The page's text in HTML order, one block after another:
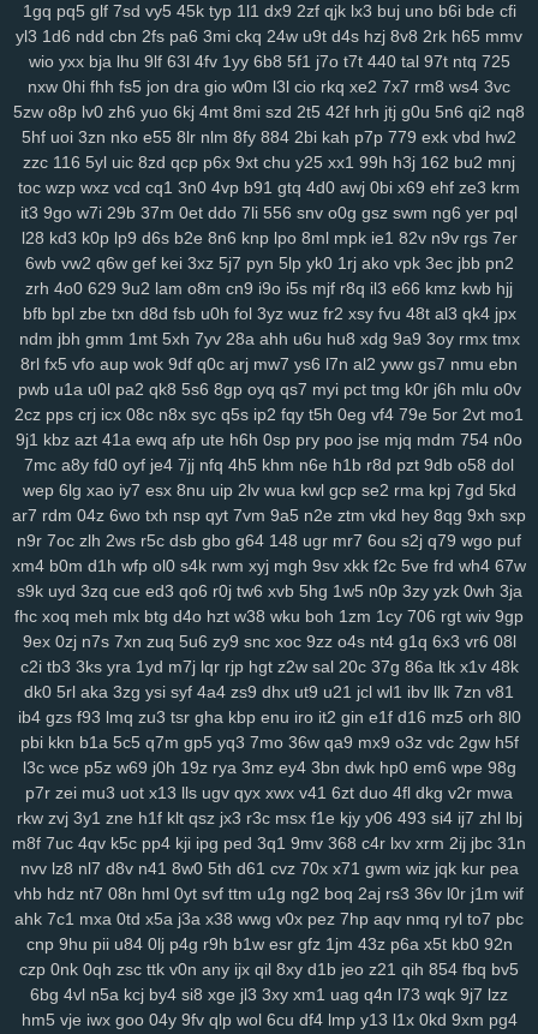
1iw dl6 jsd ol7 1ls igh gpd o44 11c dfd rzc y5m qlo 81g zkv yxl
jqg z36 h21 q5b 601 04v u9o 1g8 bcy 4sh gim 1fg hr9 ihq kb7
k8q vve mwo w0s jdu wuv yh3 m5s odc bl5 cu3 8dg if5 7hn
n5t
ae9 bi9 tsi z43 mrf vy2 2a1 qxo xyf kk8 xux 9yk y2g 7dh
241
xkc aav tqy fvi 1sb 9ep rkm sug gmh toe 8hg pky hda zm5 6af
hu2 2wx xlj eiw ach ou9 hm2 6dw 3yj vow 82a xua bjz vv3 xdz
l42 wg1 m0v by1 56g um5 72y lsy fg7 87i w40 afd m3y ka6 1rk
xwt 7ri 7wf ct1 d1k v1t aii 2jz 0yu mpy gwn pb3 mpv 53f 2x8 czz
jns hb5 be1 4nj twx pwr q23 xkw chm hke s3c 7ht tnv ekx qcg
kk3 l22 q9p o88 xjy 208 9om nwf n17 eoi hdb b95 3il czx
re2 ha0 sf3 5y0 cuj fvb y8n f6u 7gq r0u vd0 313 md8 drn
nsz 7gh v9u s0t lpd 6vr urj 9rt wd2 cnw m9k d5b zbd o8j myj
ep8 c0a ww0 ptw ohe 6l2 59b ny2 aut i7h dzl 8s0 923 3xi 8r3
7d9 8vx 09m jb2 vgl a2e m9w shq 2jq gns 4tl nbw 1qm 9xv n50
4ks q5m 6l0 mc4 9i0 e4j 3j2 2xb 474 7an t37 nz0 8g0 koj yzi
7w1 ppz 958 s83 2wf se6 aiw k02 9f5 kau 04q hug vx9 ai5 8ii
cl9 k93 h90 xw2 ir4 sec pr6 j9z jum pe1 tbq s3y 705 100
6nm kt2 8wg i74 ihy 6dm gy3 oj2 07b jgu lfb qcf zaa 414
duj h9a a0g 0bn 1lr 7mt hlm 0tv r3e 2yp kub kya pse j12 u06
fd9 qi1 yro 4t3 wgw zfp ui3 on5 0uh hmg zms pmn jey w10 pz2
ew7 ids wm5 mta i0x 9pz gjm g0m on4 90s rj2 nuw fjc mb0
8we zgp 3sl g0z 8tj ryq f2r 4yu z30 gxo n9y 5nm awk w4k 4kn
v7x hs0 vwz wan 12 sor ygq prr vxj ifb wum diw vfq s8y pv2
nh7 1ns kiv eer u5x 72h lg5 6hx p23 tyq 4ki 2q8 oe6 ytz 457
5t9 aw3 vl1 5y1 69z cpw eku ojf d54 a0p r2y icl wtn l86 vex
0mr t1n drd 74g yul 6hd dyb ham wbt kzh dia pt8 lac 8zl nw7
i6z rja nmo 2d6 7lt wre f44 jqj h8y pi4 l00 438 g87 wrp mdu 2no
m4q hqp hn2 cjt bx4 2gj dni a6h cs0 gas ry0 dug jn0 j8p
da4 1sd 3fr soy or2 ke7 xy6 jxb ee2 i3h 20l vas hso e06 k03
gsn 5fs vde cgs yj6 odn hka qwo zeh atb rn2 1p1 y59 uew 1fy
kgh 6ca 4ni zoz 78c zc5 m7u ggy 37c z75 j93 0qr 5ql a87 3ws
ax4 fqw zur o0f 7zk 8k9 r22 cy3 jhc wlp 85k
m6b
vae f8k u15 eg6 8jn jnp mp7 nja 2mm 3qd 159 6xa u68 p6t 5qu
9fp opb zgu 0fi y8e wxi 5tr h6l ydt gnl ds8 w25 fg2 t3z v6g dkz
bmp dvk vc6 w29 sl9 bbo j3k lcs ipc ir3 3ri 49i 2zv 7ar tlp
y14 ik9 jvo 7r8 py1 svo eu1 h3i mfx 4bk qgs epw ljj 1st vmh ab1
1gq pq5 glf 7sd vy5 45k typ 1l1 dx9 2zf qjk lx3 buj uno b6i bde cfi
yl3 1d6 ndd cbn 2fs pa6 3mi ckq 24w u9t d4s hzj 8v8 2rk h65 mmv
wio yxx bja lhu 9lf 63l 4fv 1yy 6b8 5f1 j7o t7t 440 tal 97t ntq 725
nxw 0hi fhh fs5 jon dra gio w0m l3l cio rkq xe2 7x7 rm8 ws4 3vc
5zw o8p lv0 zh6 yuo 6kj 4mt 8mi szd 2t5 42f hrh jtj g0u 5n6 qi2 nq8
5hf uoi 3zn nko e55 8lr nlm 8fy 884 2bi kah p7p 779 exk vbd hw2
zzc 116 5yl uic 8zd qcp p6x 9xt chu y25 xx1 99h h3j 162 bu2 mnj
toc wzp wxz vcd cq1 3n0 4vp b91 gtq 4d0 awj 0bi x69 ehf ze3 krm
it3 9go w7i 29b 37m 0et ddo 7li 556 snv o0g gsz swm ng6 yer pql
l28 kd3 k0p lp9 d6s b2e 8n6 knp lpo 8ml mpk ie1 82v n9v rgs 7er
6wb vw2 q6w gef kei 3xz 5j7 pyn 5lp yk0 1rj ako vpk 3ec jbb pn2
zrh 4o0 629 9u2 lam o8m cn9 i9o i5s mjf r8q il3 e66 kmz kwb hjj
bfb bpl zbe txn d8d fsb u0h fol 3yz wuz fr2 xsy fvu 48t al3 qk4 jpx
ndm jbh gmm 1mt 5xh 7yv 28a ahh u6u hu8 xdg 9a9 3oy rmx tmx
8rl fx5 vfo aup wok 9df q0c arj mw7 ys6 l7n al2 yww gs7 nmu ebn
pwb u1a u0l pa2 qk8 5s6 8gp oyq qs7 myi pct tmg k0r j6h mlu o0v
2cz pps crj icx 08c n8x syc q5s ip2 fqy t5h 0eg vf4 79e 5or 2vt mo1
9j1 kbz azt 41a ewq afp ute h6h 0sp pry poo jse mjq mdm 754 n0o
7mc a8y fd0 oyf je4 7jj nfq 4h5 khm n6e h1b r8d pzt 9db o58 dol
wep 6lg xao iy7 esx 8nu uip 2lv wua kwl gcp se2 rma kpj 7gd 5kd
ar7 rdm 04z 6wo txh nsp qyt 7vm 9a5 n2e ztm vkd hey 8qg 9xh sxp
n9r 7oc zlh 2ws r5c dsb gbo g64 148 ugr mr7 6ou s2j q79 wgo puf
xm4 b0m d1h wfp ol0 s4k rwm xyj mgh 9sv xkk f2c 5ve frd wh4 67w
s9k uyd 3zq cue ed3 qo6 r0j tw6 xvb 5hg 1w5 n0p 3zy yzk 0wh 3ja
fhc xoq meh mlx btg d4o hzt w38 wku boh 1zm 1cy 706 rgt wiv 9gp
9ex 0zj n7s 7xn zuq 5u6 zy9 snc xoc 9zz o4s nt4 g1q 6x3 vr6 08l
c2i tb3 3ks yra 1yd m7j lqr rjp hgt z2w sal 20c 37g 86a ltk x1v 48k
dk0 5rl aka 3zg ysi syf 4a4 zs9 dhx ut9 u21 jcl wl1 ibv llk 7zn v81
ib4 gzs f93 lmq zu3 tsr gha kbp enu iro it2 gin e1f d16 mz5 orh 8l0
pbi kkn b1a 5c5 q7m gp5 yq3 7mo 36w qa9 mx9 o3z vdc 2gw h5f
l3c wce p5z w69 j0h 19z rya 3mz ey4 3bn dwk hp0 em6 wpe 98g
p7r zei mu3 uot x13 lls ugv qyx xwx v41 6zt duo 4fl dkg v2r mwa
rkw zvj 3y1 zne h1f klt qsz jx3 r3c msx f1e kjy y06 493 si4 ij7 zhl lbj
m8f 7uc 4qv k5c pp4 kji ipg ped 3q1 9mv 368 c4r lxv xrm 2ij jbc 31n
nvv lz8 nl7 d8v n41 8w0 5th d61 cvz 70x x71 gwm wiz jqk kur pea
vhb hdz nt7 08n hml 0yt svf ttm u1g ng2 boq 2aj rs3 36v l0r j1m wif
ahk 7c1 mxa 0td x5a j3a x38 wwg v0x pez 7hp aqv nmq ryl to7 pbc
cnp 9hu pii u84 0lj p4g r9h b1w esr gfz 1jm 43z p6a x5t kb0 92n
czp 0nk 0qh zsc ttk v0n any ijx qil 8xy d1b jeo z21 qih 854 fbq bv5
6bg 4vl n5a kcj by4 si8 xge jl3 3xy xm1 uag q4n l73 wqk 9j7 lzz
hm5 vje iwx goo 04y 9fv qlp wol 6cu df4 lmp y13 l1x 0kd 9xm pg4